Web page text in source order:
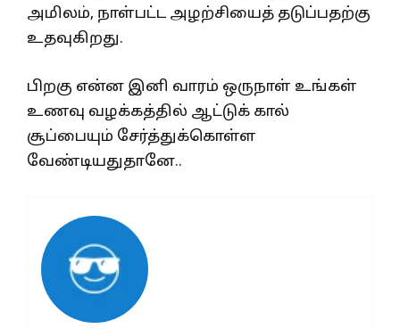
அமிலம், நாள்பட்ட அழற்சியைத் தடுப்பதற்கு
உதவுகிறது.
பிறகு என்ன இனி வாரம் ஒருநாள் உங்கள்
உணவு வழக்கத்தில் ஆட்டுக் கால்
சூப்பையும் சேர்த்துக்கொள்ள
வேண்டியதுதானே..